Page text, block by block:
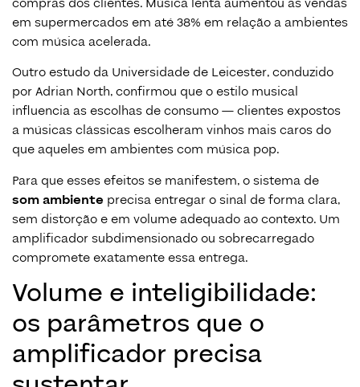
em supermercados em até 38% em relação a ambientes
com música acelerada.
Outro estudo da Universidade de Leicester, conduzido
por Adrian North, confirmou que o estilo musical
influencia as escolhas de consumo — clientes expostos
a músicas clássicas escolheram vinhos mais caros do
que aqueles em ambientes com música pop.
Para que esses efeitos se manifestem, o sistema de
som ambiente precisa entregar o sinal de forma clara,
sem distorção e em volume adequado ao contexto. Um
amplificador subdimensionado ou sobrecarregado
compromete exatamente essa entrega.
Volume e inteligibilidade:
os parâmetros que o
amplificador precisa